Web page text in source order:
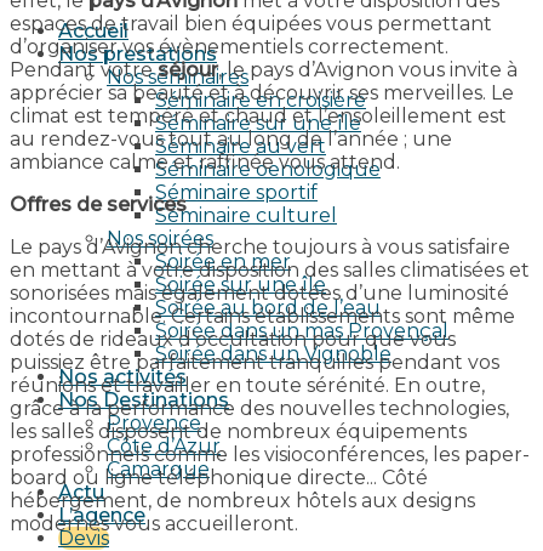
Accueil
Nos prestations
Nos séminaires
Séminaire en croisière
Séminaire sur une île
Séminaire au vert
Séminaire oenologique
Séminaire sportif
Séminaire culturel
Nos soirées
Soirée en mer
Soirée sur une île
Soirée au bord de l’eau
Soirée dans un mas Provençal
Soirée dans un Vignoble
Nos activités
Nos Destinations
Provence
Côte d’Azur
Camargue
Actu
L’agence
Devis
espaces de travail bien équipées vous permettant
d’organiser vos évènementiels correctement.
Pendant votreséjour, le pays d’Avignon vous invite à
apprécier sa beauté et à découvrir ses merveilles. Le
climat est tempéré et chaud et l’ensoleillement est
au rendez-vous tout au long de l’année ; une
ambiance calme et raffinée vous attend.
Offres de services
Le pays d’Avignon cherche toujours à vous satisfaire
en mettant à votre disposition des salles climatisées et
sonorisées mais également dotées d’une luminosité
incontournable. Certains établissements sont même
dotés de rideaux d’occultation pour que vous
puissiez être parfaitement tranquilles pendant vos
réunions et travailler en toute sérénité. En outre,
grâce à la performance des nouvelles technologies,
les salles disposent de nombreux équipements
professionnels comme les visioconférences, les paper-
board ou ligne téléphonique directe... Côté
hébergement, de nombreux hôtels aux designs
modernes vous accueilleront.